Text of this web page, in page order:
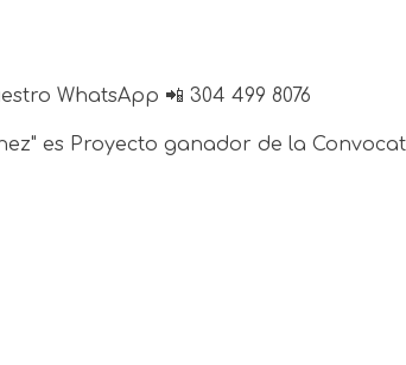
WhatsApp 📲 304 499 8076
es Proyecto ganador de la